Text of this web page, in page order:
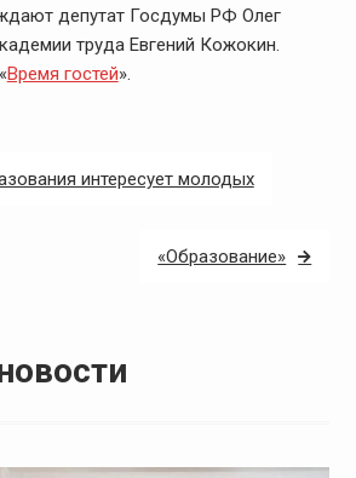
депутат Госдумы РФ Олег
труда Евгений Кожокин.
Время гостей».
интересует молодых
«Образование»